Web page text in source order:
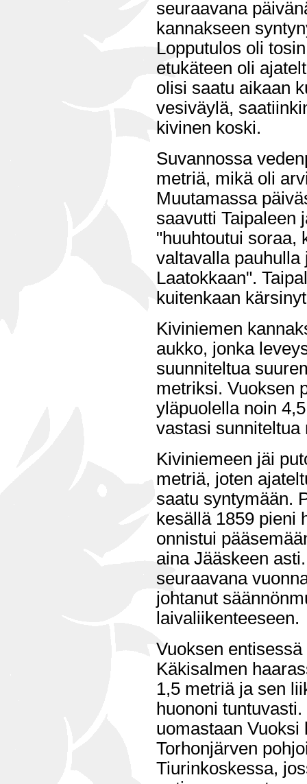
seuraavana
kannakseen
Lopputulos oli
etukäteen oli
olisi saatu aikaan
vesiväylä,
kivinen koski.
Suvannossa
metriä, mikä oli
Muutamassa
saavutti Taipaleen
"huuhtoutui soraa,
valtavalla pauhulla
Laatokkaan".
kuitenkaan
Kiviniemen
aukko, jonka
suunniteltua
metriksi. Vuoksen
yläpuolella noin
vastasi sunniteltua
Kiviniemeen jäi
metriä, joten
saatu syntymään.
kesällä 1859 pieni
onnistui
aina Jääskeen
seuraavana
johtanut
laivaliikenteeseen.
Vuoksen
Käkisalmen
1,5 metriä ja sen
huononi
uomastaan Vuoksi
Torhonjärven
Tiurinkoskessa,